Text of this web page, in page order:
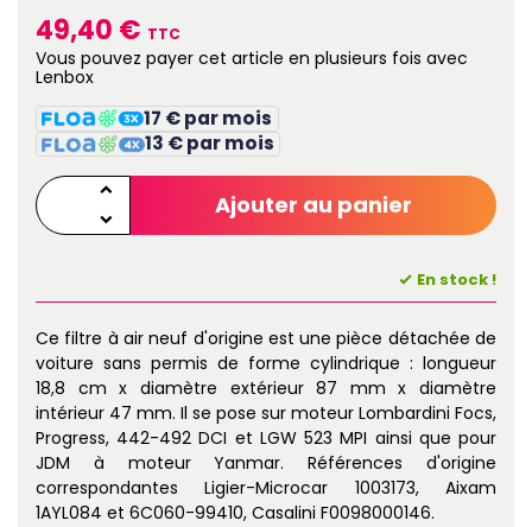
49,40 € TTC
Vous pouvez payer cet article en plusieurs fois avec
Lenbox
17 € par mois
13 € par mois
Ajouter au panier
En stock !
Ce filtre à air neuf d'origine est une pièce détachée de
voiture sans permis de forme cylindrique : longueur
18,8 cm x diamètre extérieur 87 mm x diamètre
intérieur 47 mm. Il se pose sur moteur Lombardini Focs,
Progress, 442-492 DCI et LGW 523 MPI ainsi que pour
JDM à moteur Yanmar. Références d'origine
correspondantes Ligier-Microcar 1003173, Aixam
1AYL084 et 6C060-99410, Casalini F0098000146.